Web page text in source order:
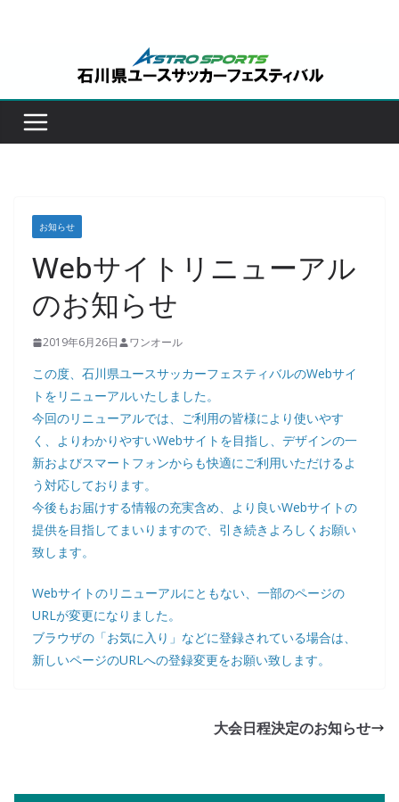
お知らせ
Webサイトリニューアル
のお知らせ
2019年6月26日 ワンオール
この度、石川県ユースサッカーフェスティバルのWebサイ
トをリニューアルいたしました。
今回のリニューアルでは、ご利用の皆様により使いやす
く、よりわかりやすいWebサイトを目指し、デザインの一
新およびスマートフォンからも快適にご利用いただけるよ
う対応しております。
今後もお届けする情報の充実含め、より良いWebサイトの
提供を目指してまいりますので、引き続きよろしくお願い
致します。
Webサイトのリニューアルにともない、一部のページの
URLが変更になりました。
ブラウザの「お気に入り」などに登録されている場合は、
新しいページのURLへの登録変更をお願い致します。
大会日程決定のお知らせ